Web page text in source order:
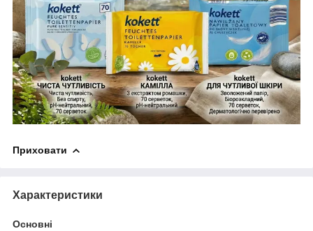
Приховати
Характеристики
Основні